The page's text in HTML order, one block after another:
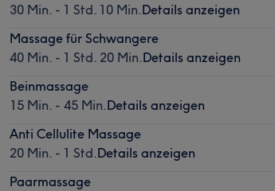
30 Min. - 1 Std. 10 Min.Details anzeigen
Massage für Schwangere
40 Min. - 1 Std. 20 Min.Details anzeigen
Beinmassage
15 Min. - 45 Min.Details anzeigen
Anti Cellulite Massage
20 Min. - 1 Std.Details anzeigen
Paarmassage